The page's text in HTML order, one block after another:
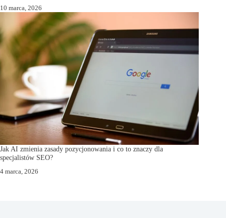
10 marca, 2026
Jak AI zmienia zasady pozycjonowania i co to znaczy dla
specjalistów SEO?
4 marca, 2026